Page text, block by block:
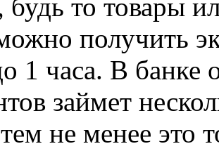
будь то товары
получить
1 часа. В банке
займет
не менее это